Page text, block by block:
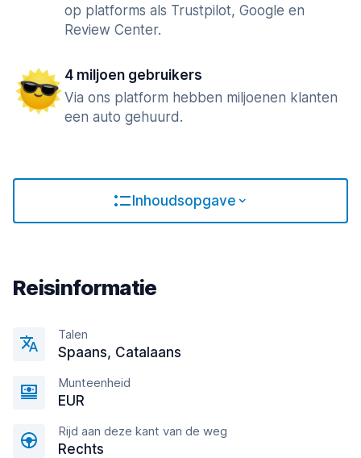
op platforms als Trustpilot, Google en
Review Center.
4 miljoen gebruikers
Via ons platform hebben miljoenen klanten
een auto gehuurd.
Inhoudsopgave
Reisinformatie
Talen
Spaans, Catalaans
Munteenheid
EUR
Rijd aan deze kant van de weg
Rechts